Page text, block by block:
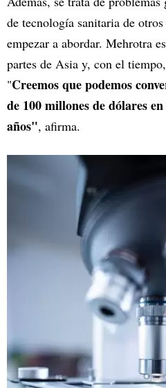
de tecnología sanitaria de
empezar a abordar. Mehrotra
partes de Asia y, con el
"Creemos que podemos
de 100 millones de dólares
años", afirma.